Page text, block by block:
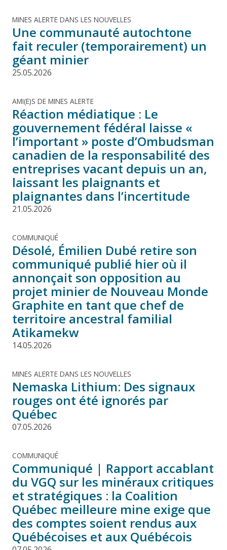
MINES ALERTE DANS LES NOUVELLES
Une communauté autochtone
fait reculer (temporairement) un
géant minier
25.05.2026
AMI(E)S DE MINES ALERTE
Réaction médiatique : Le
gouvernement fédéral laisse «
l’important » poste d’Ombudsman
canadien de la responsabilité des
entreprises vacant depuis un an,
laissant les plaignants et
plaignantes dans l’incertitude
21.05.2026
COMMUNIQUÉ
Désolé, Émilien Dubé retire son
communiqué publié hier où il
annonçait son opposition au
projet minier de Nouveau Monde
Graphite en tant que chef de
territoire ancestral familial
Atikamekw
14.05.2026
MINES ALERTE DANS LES NOUVELLES
Nemaska Lithium: Des signaux
rouges ont été ignorés par
Québec
07.05.2026
COMMUNIQUÉ
Communiqué | Rapport accablant
du VGQ sur les minéraux critiques
et stratégiques : la Coalition
Québec meilleure mine exige que
des comptes soient rendus aux
Québécoises et aux Québécois